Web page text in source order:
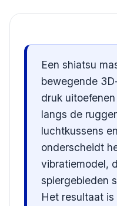
Redactie
Een shiatsu
bewegende
druk
langs de
luchtkussens
onderscheidt
vibratiemodel,
spiergebieden
Het resultaat